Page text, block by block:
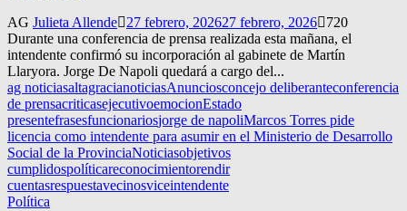
AG Julieta Allende 27 febrero, 202627 febrero, 2026
720
Durante una conferencia de prensa realizada esta mañana, el
intendente confirmó su incorporación al gabinete de Martín
Llaryora. Jorge De Napoli quedará a cargo del...
ag noticiasaltagracianoticiasAnunciosconcejo deliberanteconferencia
de prensacriticasejecutivoemocionEstado
presentefrasesfuncionariosjorge de napoliMarcos Torres pide
licencia como intendente para asumir en el Ministerio de Desarrollo
Social de la ProvinciaNoticiasobjetivos
cumplidospolíticareconocimientorendir
cuentasrespuestavecinosviceintendente
Política